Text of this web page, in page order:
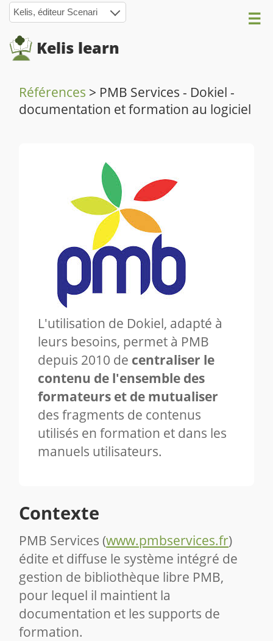
Kelis, éditeur Scenari
Kelis learn
Références > PMB Services - Dokiel -
documentation et formation au logiciel
L'utilisation de Dokiel, adapté à
leurs besoins, permet à PMB
depuis 2010 de centraliser le
contenu de l'ensemble des
formateurs et de mutualiser
des fragments de contenus
utilisés en formation et dans les
manuels utilisateurs.
Contexte
PMB Services (www.pmbservices.fr)
édite et diffuse le système intégré de
gestion de bibliothèque libre PMB,
pour lequel il maintient la
documentation et les supports de
formation.